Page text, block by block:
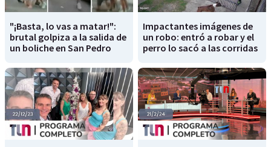
"¡Basta, lo vas a matar!":
brutal golpiza a la salida de
un boliche en San Pedro
Impactantes imágenes de
un robo: entró a robar y el
perro lo sacó a las corridas